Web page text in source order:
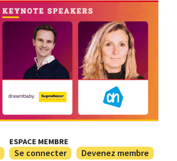
ESPACE MEMBRE
Se connecter Devenez membre